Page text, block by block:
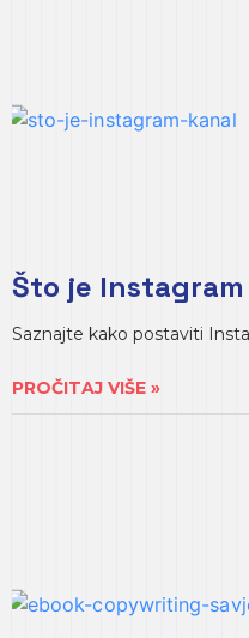
Što je
Saznajte kako postaviti
PROČITAJ VIŠE »